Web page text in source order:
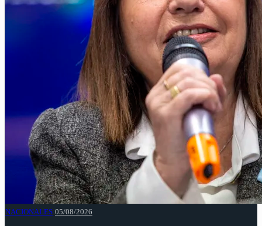
NACIONALES 05/08/2026